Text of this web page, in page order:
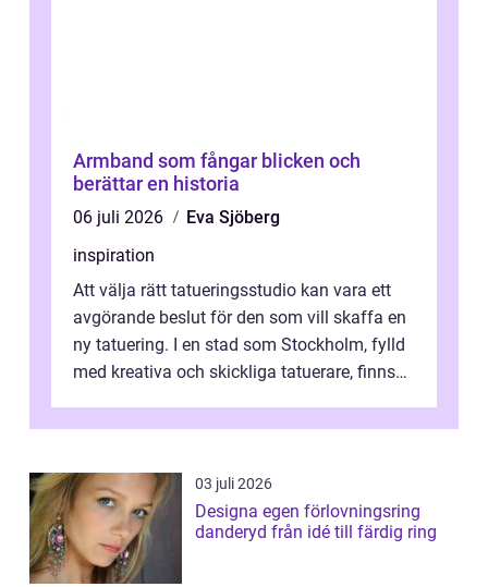
Armband som fångar blicken och
berättar en historia
06 juli 2026
Eva Sjöberg
inspiration
Att välja rätt tatueringsstudio kan vara ett
avgörande beslut för den som vill skaffa en
ny tatuering. I en stad som Stockholm, fylld
med kreativa och skickliga tatuerare, finns
03 juli 2026
Designa egen förlovningsring
danderyd från idé till färdig ring